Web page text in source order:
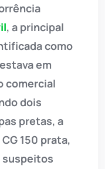
, a principal
como
em
comercial
dois
pretas, a
150 prata,
suspeitos